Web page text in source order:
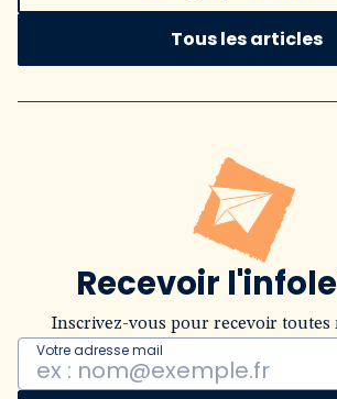
Tous les articles
Recevoir
Inscrivez-vous pour recevoir toutes
Votre adresse mail